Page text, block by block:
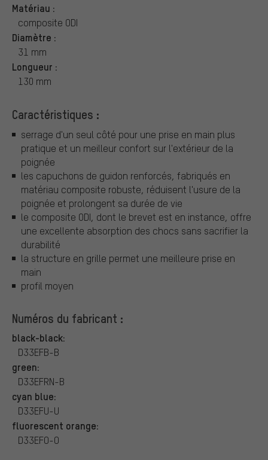
Matériau :
composite ODI
Diamètre :
31 mm
Longueur :
130 mm
Caractéristiques :
serrage d'un seul côté pour une prise en main plus
pratique et un meilleur confort sur l'extérieur de la
poignée
les capuchons de guidon renforcés, fabriqués en
matériau composite robuste, réduisent l'usure de la
poignée et prolongent sa durée de vie
le composite ODI, dont le brevet est en instance, offre
une excellente absorption des chocs sans sacrifier la
durabilité
la structure en grille permet une meilleure prise en
main
profil moyen
Numéros du fabricant :
black-black:
D33EFB-B
green:
D33EFRN-B
cyan blue:
D33EFU-U
fluorescent orange:
D33EFO-O